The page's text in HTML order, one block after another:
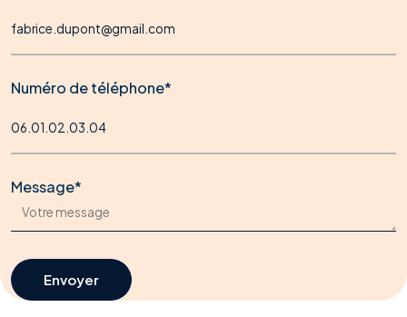
Numéro de téléphone*
Message*
Envoyer
Envoyer